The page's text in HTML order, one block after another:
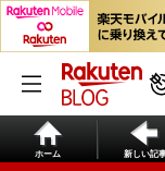
ホーム 新しい記